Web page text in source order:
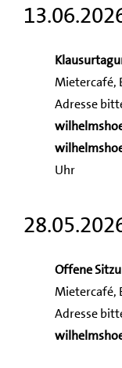
Mietercafé,
Adresse
Uhr
Offene
Mietercafé,
Adresse